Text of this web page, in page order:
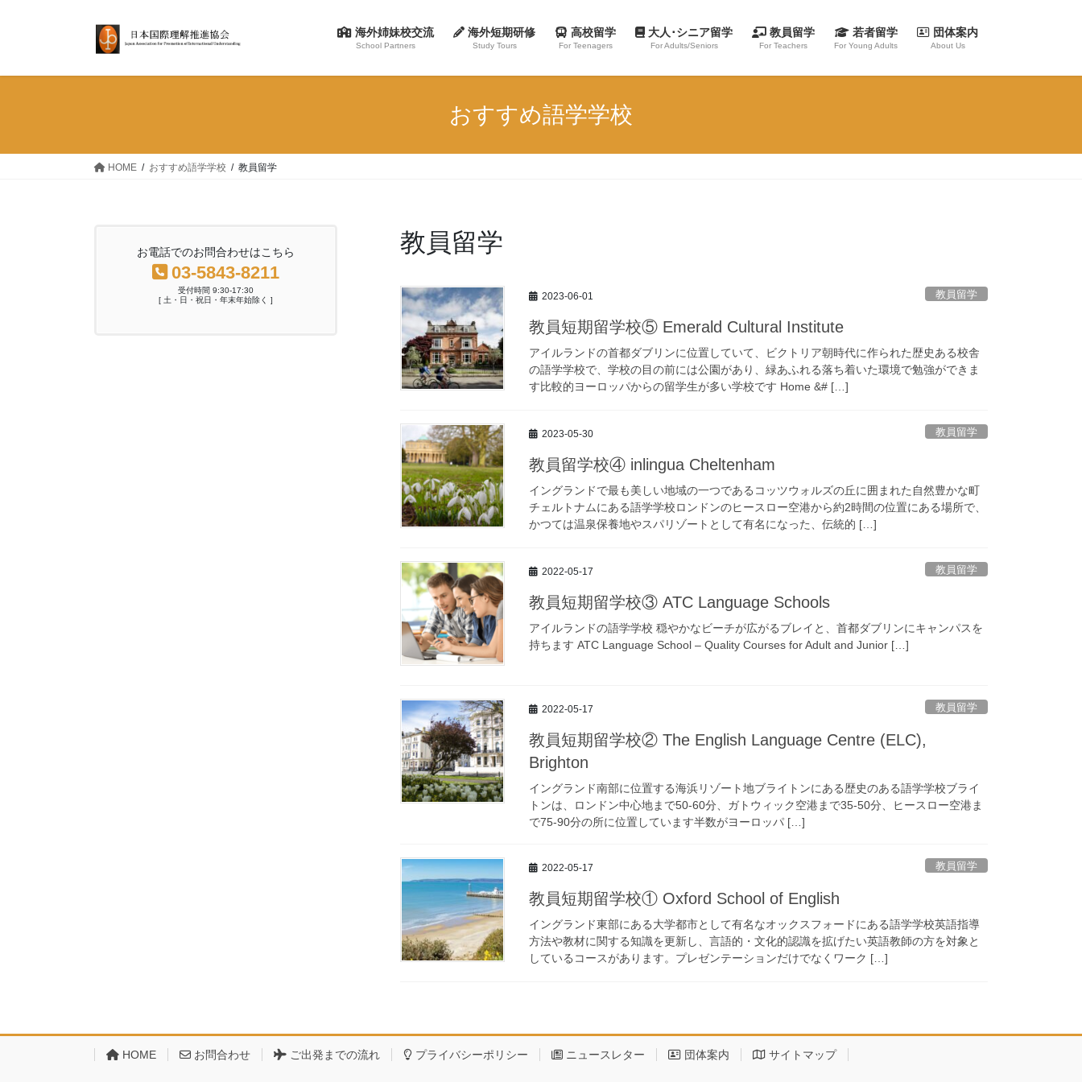
海外姉妹校交流
School Partners
海外短期研修
Study Tours
高校留学
For Teenagers
大人･シニア留学
For Adults/Seniors
教員留学
For Teachers
若者留学
For Young Adults
団体案内
About Us
おすすめ語学学校
HOME おすすめ語学学校 教員留学
教員留学
2023-06-01 教員留学
教員短期留学校⑤ Emerald Cultural Institute
アイルランドの首都ダブリンに位置していて、ビクトリア朝時代に作られた歴史ある校舎
の語学学校で、学校の目の前には公園があり、緑あふれる落ち着いた環境で勉強ができま
す比較的ヨーロッパからの留学生が多い学校です Home &# […]
2023-05-30 教員留学
教員留学校④ inlingua Cheltenham
イングランドで最も美しい地域の一つであるコッツウォルズの丘に囲まれた自然豊かな町
チェルトナムにある語学学校ロンドンのヒースロー空港から約2時間の位置にある場所で、
かつては温泉保養地やスパリゾートとして有名になった、伝統的 […]
2022-05-17 教員留学
教員短期留学校③ ATC Language Schools
アイルランドの語学学校 穏やかなビーチが広がるブレイと、首都ダブリンにキャンパスを
持ちます ATC Language School – Quality Courses for Adult and Junior […]
2022-05-17 教員留学
教員短期留学校② The English Language Centre (ELC),
Brighton
イングランド南部に位置する海浜リゾート地ブライトンにある歴史のある語学学校ブライ
トンは、ロンドン中心地まで50-60分、ガトウィック空港まで35-50分、ヒースロー空港ま
で75-90分の所に位置しています半数がヨーロッパ […]
2022-05-17 教員留学
教員短期留学校① Oxford School of English
イングランド東部にある大学都市として有名なオックスフォードにある語学学校英語指導
方法や教材に関する知識を更新し、言語的・文化的認識を拡げたい英語教師の方を対象と
しているコースがあります。プレゼンテーションだけでなくワーク […]
お電話でのお問合わせはこちら
03-5843-8211
受付時間 9:30-17:30
[ 土・日・祝日・年末年始除く ]
HOME お問合わせ ご出発までの流れ プライバシーポリシー ニュースレター 団体案内 サイトマップ